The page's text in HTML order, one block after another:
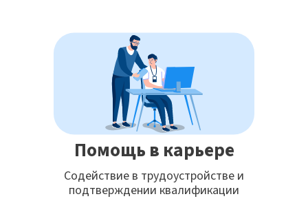
Помощь в карьере
Содействие в трудоустройстве и
подтверждении квалификации